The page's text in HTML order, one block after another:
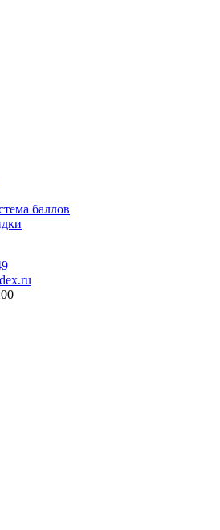
баллов